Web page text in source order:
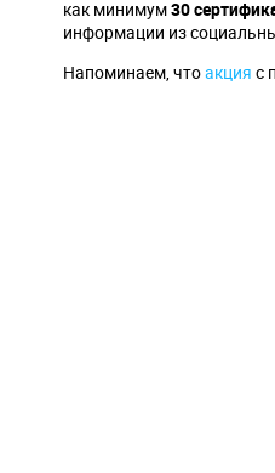
как минимум30
информации из
Напоминаем, чтоакция с